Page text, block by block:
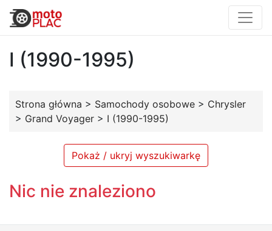
I (1990-1995)
Strona główna > Samochody osobowe > Chrysler
> Grand Voyager > I (1990-1995)
Pokaż / ukryj wyszukiwarkę
Nic nie znaleziono